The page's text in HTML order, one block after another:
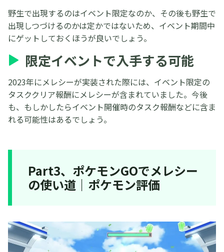
野生で出現するのはイベント限定なのか、その後も野生で
出現しつづけるのかは定かではないため、イベント期間中
にゲットしておくほうが良いでしょう。
限定イベントで入手する可能
2023年にメレシーが実装された際には、イベント限定の
タスククリア報酬にメレシーが含まれていました。今後
も、もしかしたらイベント開催時のタスク報酬などに含ま
れる可能性はあるでしょう。
Part3、ポケモンGOでメレシー
の使い道｜ポケモン評価